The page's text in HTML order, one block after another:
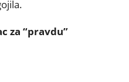
za “pravdu”